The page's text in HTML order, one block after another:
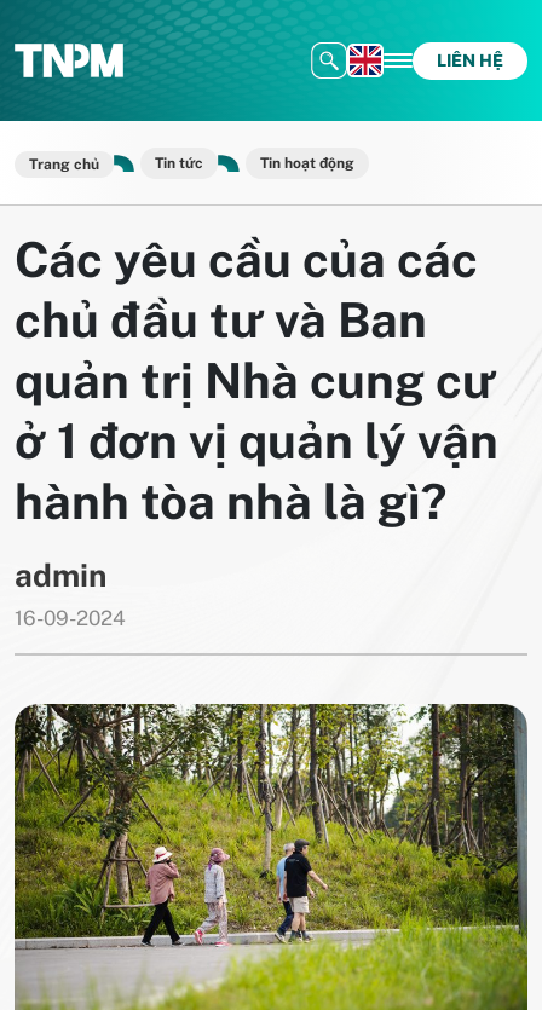
LIÊN HỆ
Trang chủ Tin tức Tin hoạt động
Các yêu cầu của các
chủ đầu tư và Ban
quản trị Nhà cung cư
ở 1 đơn vị quản lý vận
hành tòa nhà là gì?
admin
16-09-2024